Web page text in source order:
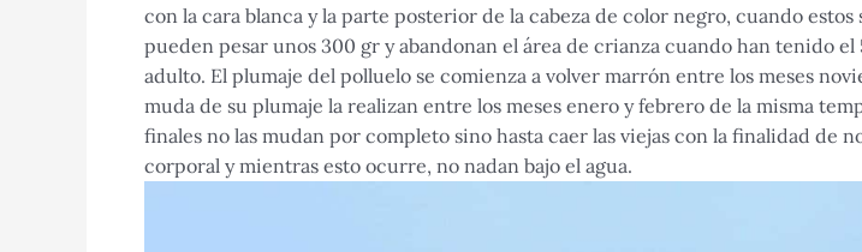
con la cara blanca y la parte posterior de la cabeza de color negro, cuando estos
pueden pesar unos 300 gr y abandonan el área de crianza cuando han tenido el
adulto. El plumaje del polluelo se comienza a volver marrón entre los meses
muda de su plumaje la realizan entre los meses enero y febrero de la misma
finales no las mudan por completo sino hasta caer las viejas con la finalidad de
corporal y mientras esto ocurre, no nadan bajo el agua.